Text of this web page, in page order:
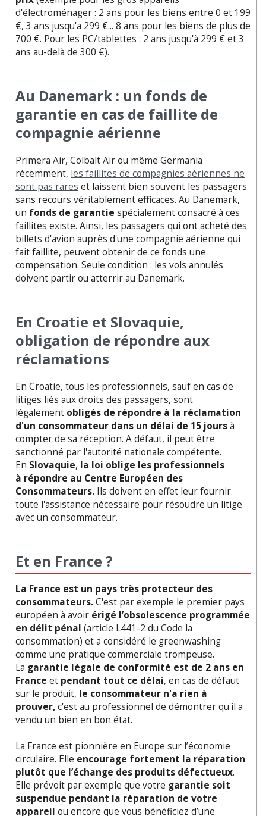
d'électroménager : 2 ans pour les biens entre 0 et 199
€, 3 ans jusqu'a 299 €... 8 ans pour les biens de plus de
700 €. Pour les PC/tablettes : 2 ans jusqu'à 299 € et 3
ans au-delà de 300 €).
Au Danemark : un fonds de
garantie en cas de faillite de
compagnie aérienne
Primera Air, Colbalt Air ou même Germania
récemment, les faillites de compagnies aériennes ne
sont pas rares et laissent bien souvent les passagers
sans recours véritablement efficaces. Au Danemark,
un fonds de garantie spécialement consacré à ces
faillites existe. Ainsi, les passagers qui ont acheté des
billets d'avion auprès d'une compagnie aérienne qui
fait faillite, peuvent obtenir de ce fonds une
compensation. Seule condition : les vols annulés
doivent partir ou atterrir au Danemark.
En Croatie et Slovaquie,
obligation de répondre aux
réclamations
En Croatie, tous les professionnels, sauf en cas de
litiges liés aux droits des passagers, sont
légalement obligés de répondre à la réclamation
d'un consommateur dans un délai de 15 joursà
compter de sa réception. A défaut, il peut être
sanctionné par l'autorité nationale compétente.
En Slovaquie, la loi oblige les professionnels
à répondre au Centre Européen des
Consommateurs. Ils doivent en effet leur fournir
toute l'assistance nécessaire pour résoudre un litige
avec un consommateur.
Et en France ?
La France est un pays très protecteur des
consommateurs.C'est par exemple le premier pays
européen à avoir érigé l’obsolescence programmée
en délit pénal (article L441-2 du Code la
consommation) et a considéré le greenwashing
comme une pratique commerciale trompeuse.
La garantie légale de conformité est de 2 ans en
France et pendant tout ce délai, en cas de défaut
sur le produit, le consommateur n'a rien à
prouver,c'est au professionnel de démontrer qu'il a
vendu un bien en bon état.
La France est pionnière en Europe sur l’économie
circulaire. Elle encourage fortement la réparation
plutôt que l’échange des produits défectueux.
Elle prévoit par exemple que votre garantie soit
suspendue pendant la réparation de votre
appareil ou encore que vous bénéficiez d’une